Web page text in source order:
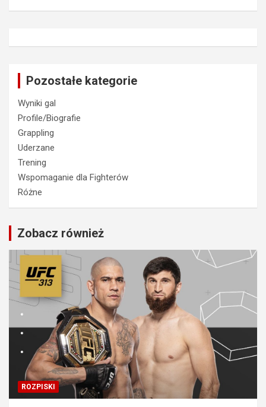
Pozostałe kategorie
Wyniki gal
Profile/Biografie
Grappling
Uderzane
Trening
Wspomaganie dla Fighterów
Różne
Zobacz również
ROZPISKI